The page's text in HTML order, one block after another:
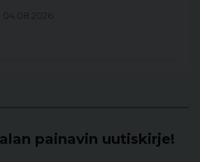
04.08.2026
painavin uutiskirje!